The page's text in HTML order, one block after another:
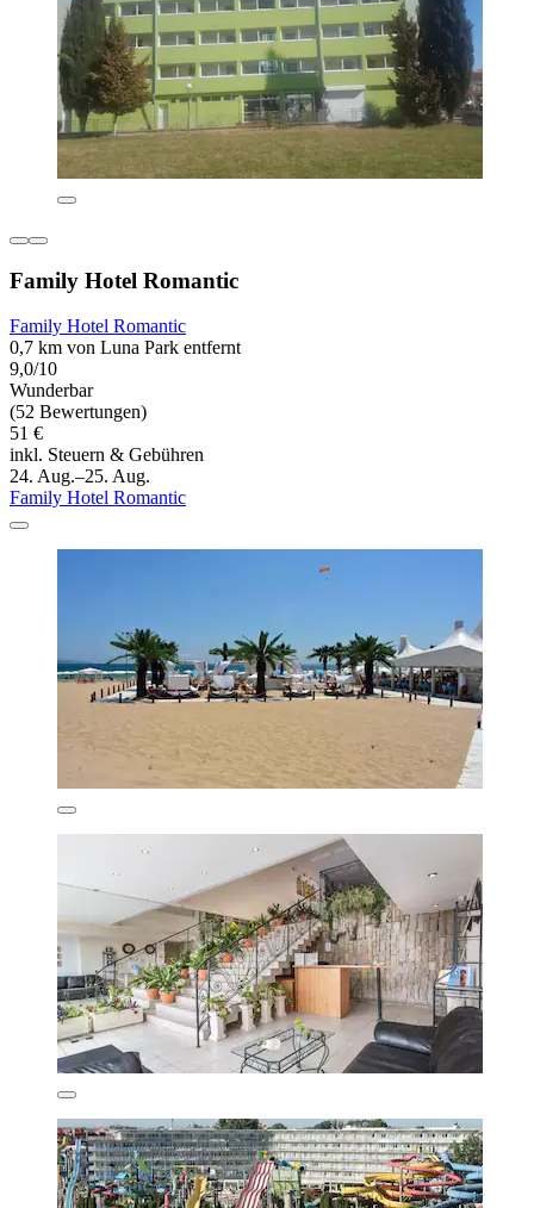
Family Hotel Romantic
Family Hotel Romantic
0,7 km von Luna Park entfernt
9,0/10
Wunderbar
(52 Bewertungen)
51 €
inkl. Steuern & Gebühren
24. Aug.–25. Aug.
Family Hotel Romantic